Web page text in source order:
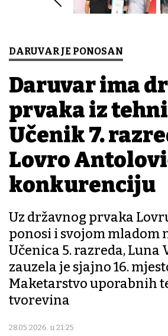
DARUVAR JE PONOSAN
Daruvar ima
prvaka iz
Učenik 7.
Lovro
konkurenciju
Uz državnog prvaka
ponosi i svojom mladom
Učenica 5. razreda, Luna
zauzela je sjajno 16.
Maketarstvo uporabnih
tvorevina
28.05.2026. u 21:25